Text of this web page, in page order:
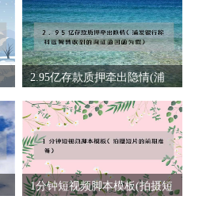
2.95亿存款质押牵出隐情(浦
证函回函为假)
1分钟短视频脚本模板(拍摄短